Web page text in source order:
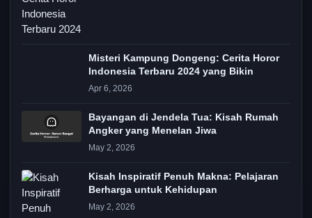
Misteri Kampung Dongeng: Cerita Horor
Indonesia Terbaru 2024 yang Bikin
Apr 6, 2026
Bayangan di Jendela Tua: Kisah Rumah
Angker yang Menelan Jiwa
May 2, 2026
Kisah Inspiratif Penuh Makna: Pelajaran
Berharga untuk Kehidupan
May 2, 2026